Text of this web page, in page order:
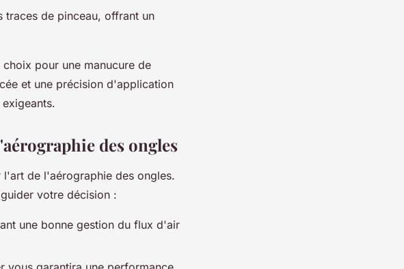
traces de pinceau, offrant un
pour une manucure de
et une précision d'application
des ongles
de l'aérographie des ongles.
votre décision :
une bonne gestion du flux d'air